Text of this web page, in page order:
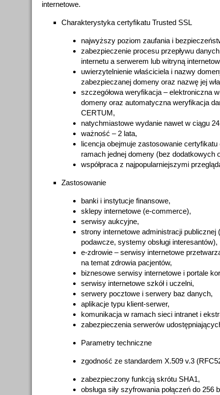
internetowe.
Charakterystyka certyfikatu Trusted SSL
najwyższy poziom zaufania i
zabezpieczenie procesu przepływu
internetu a serwerem lub witryną
uwierzytelnienie właściciela i nazwy
zabezpieczanej domeny oraz nazwę jej
szczegółowa weryfikacja – elektroniczna
domeny oraz automatyczna weryfikacja
CERTUM,
natychmiastowe wydanie nawet w ciągu
ważność – 2 lata,
licencja obejmuje zastosowanie
ramach jednej domeny (bez dodatkowych
współpraca z najpopularniejszymi
Zastosowanie
banki i instytucje finansowe,
sklepy internetowe (e-commerce),
serwisy aukcyjne,
strony internetowe administracji publicznej
podawcze, systemy obsługi interesantów),
e-zdrowie – serwisy internetowe
na temat zdrowia pacjentów,
biznesowe serwisy internetowe i portale
serwisy internetowe szkół i uczelni,
serwery pocztowe i serwery baz danych,
aplikacje typu klient-serwer,
komunikacja w ramach sieci intranet i
zabezpieczenia serwerów
Parametry techniczne
zgodność ze standardem X.509 v.3
zabezpieczony funkcją skrótu SHA1,
obsługa siły szyfrowania połączeń do 256